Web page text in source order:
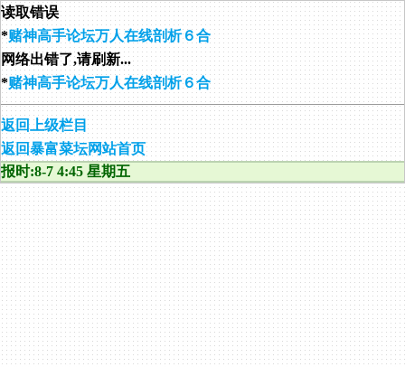
读取错误
*赌神高手论坛万人在线剖析６合
网络出错了,请刷新...
*赌神高手论坛万人在线剖析６合
返回上级栏目
返回暴富菜坛网站首页
报时:8-7 4:45 星期五